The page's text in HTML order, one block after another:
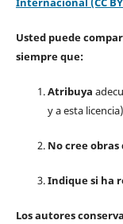
Usted puede
siempre que:
Atribuya
y a esta
No cree obras
Indique si ha
Los autores